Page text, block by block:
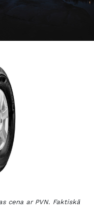
cena ar PVN. Faktiskā